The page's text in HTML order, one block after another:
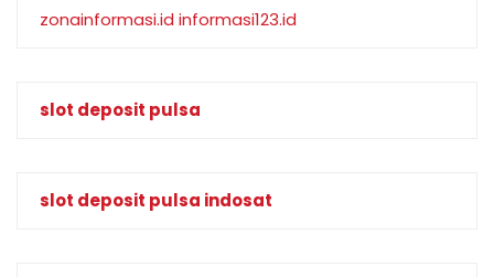
zonainformasi.id informasi123.id
slot deposit pulsa
slot deposit pulsa indosat